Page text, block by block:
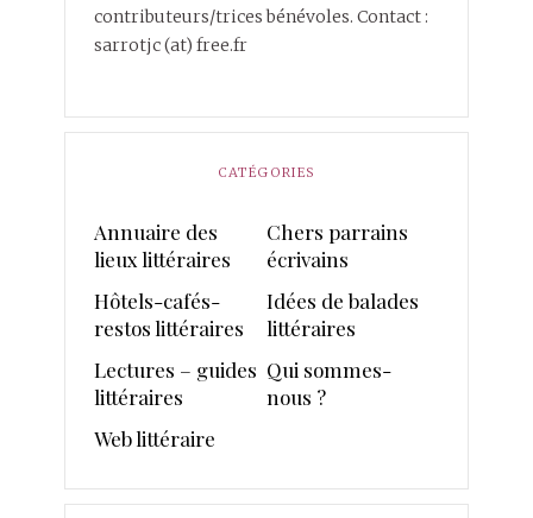
contributeurs/trices bénévoles. Contact :
sarrotjc (at) free.fr
CATÉGORIES
Annuaire des
lieux littéraires
Chers parrains
écrivains
Hôtels-cafés-
restos littéraires
Idées de balades
littéraires
Lectures – guides
littéraires
Qui sommes-
nous ?
Web littéraire